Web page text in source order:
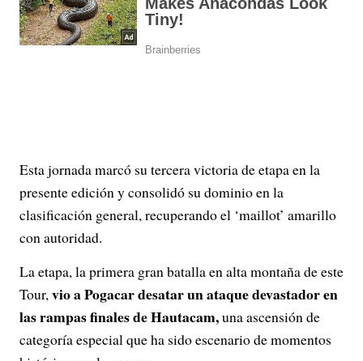
Esta jornada marcó su tercera victoria de etapa en la
presente edición y consolidó su dominio en la
clasificación general, recuperando el ‘maillot’ amarillo
con autoridad.
La etapa, la primera gran batalla en alta montaña de este
Tour,vio a Pogacar desatar un ataque devastador en
las rampas finales de Hautacam,una ascensión de
categoría especial que ha sido escenario de momentos